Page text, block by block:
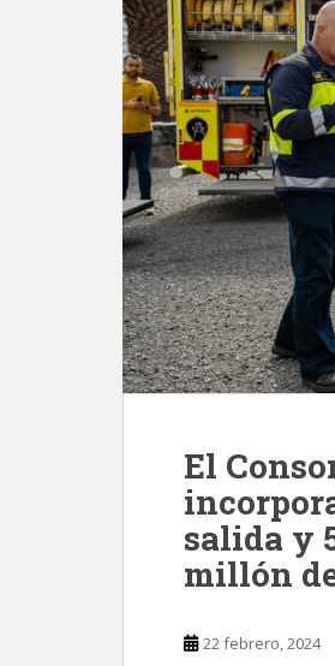
El
salida y
millón
22 febrero, 2024